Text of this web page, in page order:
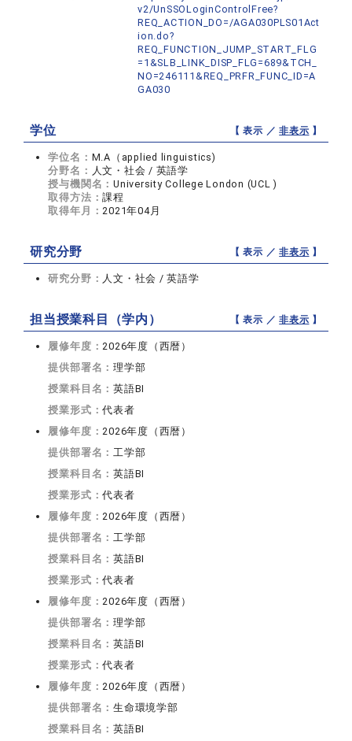
v2/UnSSOLoginControlFree?
REQ_ACTION_DO=/AGA030PLS01Act
ion.do?
REQ_FUNCTION_JUMP_START_FLG
=1&SLB_LINK_DISP_FLG=689&TCH_
NO=246111&REQ_PRFR_FUNC_ID=A
GA030
学位 【 表示 ／非表示 】
学位名： M.A（applied linguistics)
分野名： 人文・社会 / 英語学
授与機関名：University College London (UCL )
取得方法：課程
取得年月：2021年04月
研究分野 【 表示 ／非表示 】
研究分野： 人文・社会 / 英語学
担当授業科目（学内） 【 表示 ／非表示 】
履修年度：2026年度（西暦）
提供部署名：理学部
授業科目名：英語BI
授業形式：代表者
履修年度：2026年度（西暦）
提供部署名：工学部
授業科目名：英語BI
授業形式：代表者
履修年度：2026年度（西暦）
提供部署名：工学部
授業科目名：英語BI
授業形式：代表者
履修年度：2026年度（西暦）
提供部署名：理学部
授業科目名：英語BI
授業形式：代表者
履修年度：2026年度（西暦）
提供部署名：生命環境学部
授業科目名：英語BI